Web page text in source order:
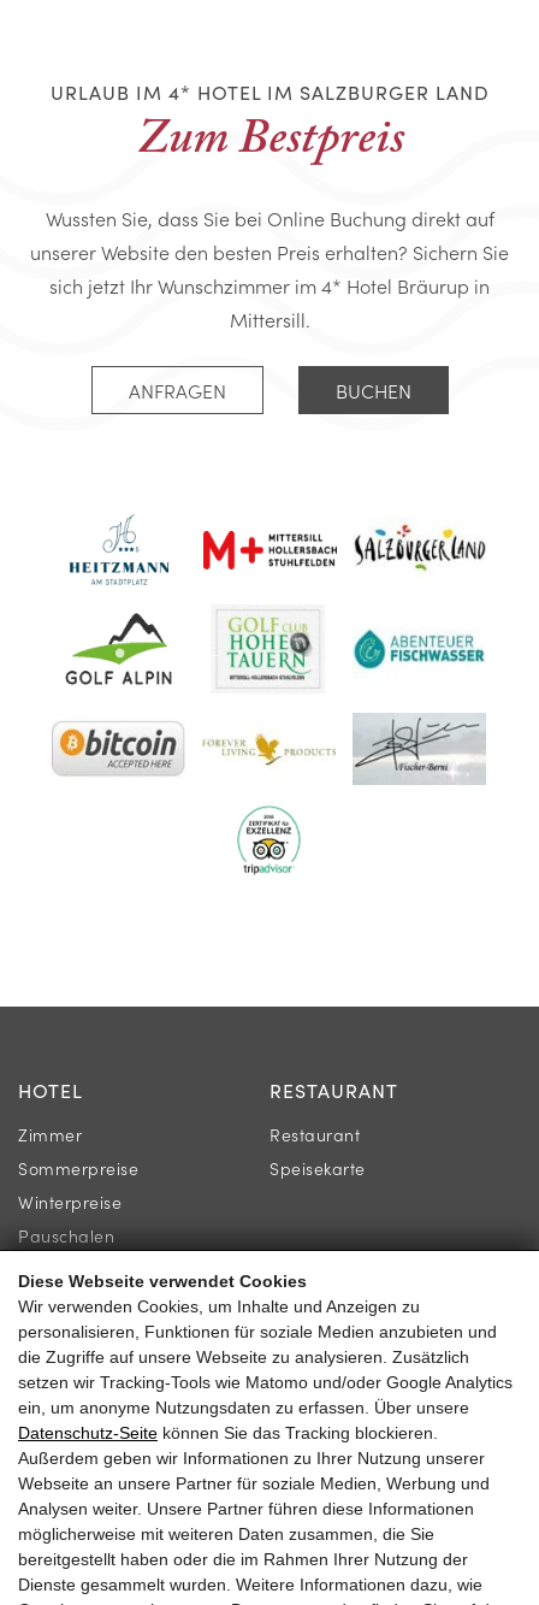
Diese Webseite verwendet Cookies
Wir verwenden Cookies, um Inhalte und Anzeigen zu
personalisieren, Funktionen für soziale Medien anzubieten und
die Zugriffe auf unsere Webseite zu analysieren. Zusätzlich
setzen wir Tracking-Tools wie Matomo und/oder Google Analytics
ein, um anonyme Nutzungsdaten zu erfassen. Über unsere
Datenschutz-Seite können Sie das Tracking blockieren.
Außerdem geben wir Informationen zu Ihrer Nutzung unserer
Webseite an unsere Partner für soziale Medien, Werbung und
Analysen weiter. Unsere Partner führen diese Informationen
möglicherweise mit weiteren Daten zusammen, die Sie
bereitgestellt haben oder die im Rahmen Ihrer Nutzung der
Dienste gesammelt wurden. Weitere Informationen dazu, wie
URLAUB IM 4* HOTEL IM SALZBURGER LAND
Zum Bestpreis
Wussten Sie, dass Sie bei Online Buchung direkt auf
unserer Website den besten Preis erhalten? Sichern Sie
sich jetzt Ihr Wunschzimmer im 4* Hotel Bräurup in
Mittersill.
ANFRAGEN BUCHEN
HOTEL
Zimmer
Sommerpreise
Winterpreise
Pauschalen
RESTAURANT
Restaurant
Speisekarte
INFORMATION
Jobs
Newsletter
Online-Shop & Gutschein
KONTAKT
Familie Gassner
Kirchgasse 9
5730 Mittersill
+43 6562 62 160
hotel@braurup.at